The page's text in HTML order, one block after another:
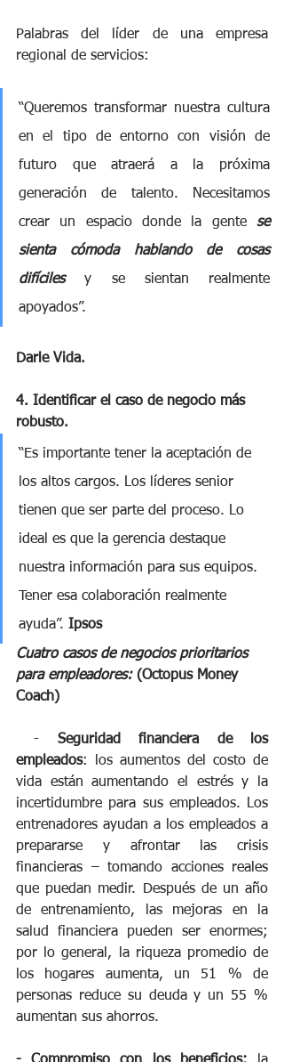
Palabras del líder de una empresa
regional de servicios:
“Queremos transformar nuestra cultura
en el tipo de entorno con visión de
futuro que atraerá a la próxima
generación de talento. Necesitamos
crear un espacio donde la gente se
sienta cómoda hablando de cosas
difíciles y se sientan realmente
apoyados”.
Darle Vida.
4. Identificar el caso de negocio más
robusto.
“Es importante tener la aceptación de
los altos cargos. Los líderes senior
tienen que ser parte del proceso. Lo
ideal es que la gerencia destaque
nuestra información para sus equipos.
Tener esa colaboración realmente
ayuda”. Ipsos
Cuatro casos de negocios prioritarios
para empleadores: (Octopus Money
Coach)
- Seguridad financiera de los
empleados: los aumentos del costo de
vida están aumentando el estrés y la
incertidumbre para sus empleados. Los
entrenadores ayudan a los empleados a
prepararse y afrontar las crisis
financieras – tomando acciones reales
que puedan medir. Después de un año
de entrenamiento, las mejoras en la
salud financiera pueden ser enormes;
por lo general, la riqueza promedio de
los hogares aumenta, un 51 % de
personas reduce su deuda y un 55 %
aumentan sus ahorros.